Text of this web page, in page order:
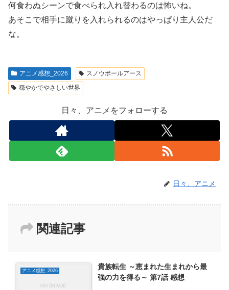
何食わぬシーンで食べられ入れ替わるのは怖いね。
あそこで相手に蹴りを入れられるのはやっぱり主人公だ
な。
アニメ感想_2026
スノウボールアース
穏やかでやさしい世界
日々、アニメをフォローする
日々、アニメ
関連記事
アニメ感想_2026
貴族転生 ～恵まれた生まれから最
強の力を得る～ 第7話 感想